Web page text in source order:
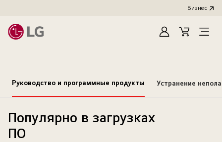
Бизнес
Cart
Open
Руководство и программные продукты Устранение
Популярно в загрузках
ПО